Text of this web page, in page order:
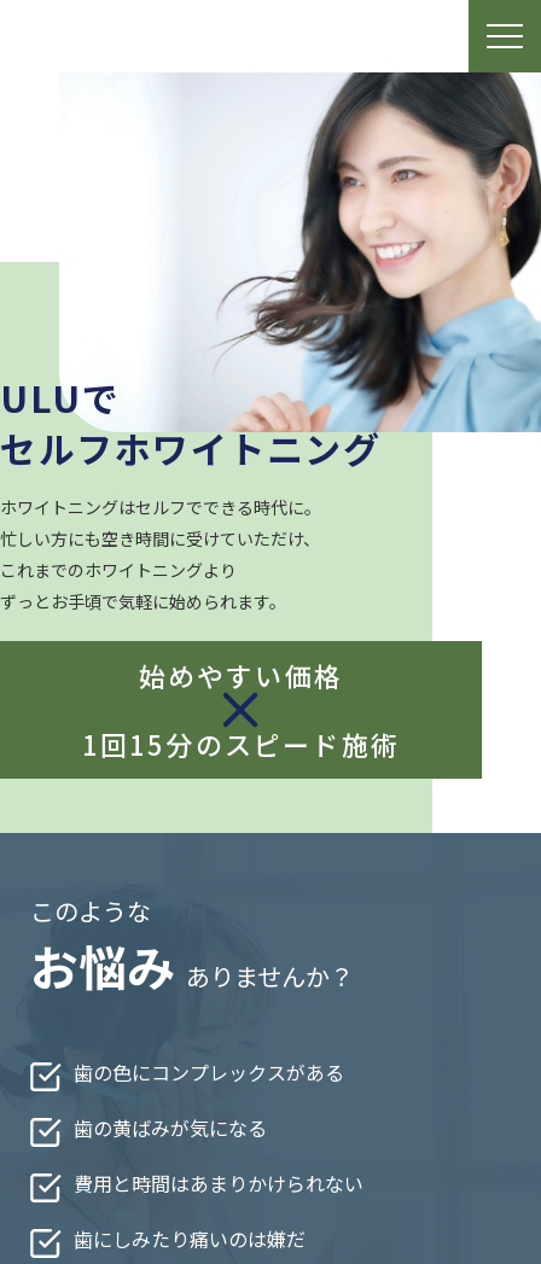
ULUで
セルフホワイトニング
ホワイトニングはセルフでできる時代に。
忙しい方にも空き時間に受けていただけ、
これまでのホワイトニングより
ずっとお手頃で気軽に始められます。
始めやすい価格
1回15分のスピード施術
このような
お悩み ありませんか？
歯の色にコンプレックスがある
歯の黄ばみが気になる
費用と時間はあまりかけられない
歯にしみたり痛いのは嫌だ